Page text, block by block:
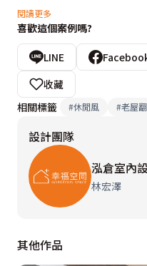
的打造之外，並打開一間
可以相互串聯，增添空間
共場域以輕淺的白為底
具，圍塑當代時尚的質感
粉紅色壁爐，營造輕鬆溫
閱讀更多
喜歡這個案例嗎?
LINE
收藏
相關標籤
#休閒風 #老屋
設計團隊
泓倉室內
林宏澤
其他作品